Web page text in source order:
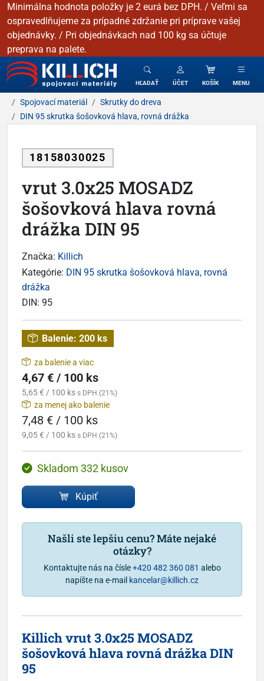
Minimálna hodnota položky je 2 eurá bez DPH. / Veľmi sa
ospravedlňujeme za prípadné zdržanie pri príprave vašej
objednávky. / Pri objednávkach nad 100 kg sa účtuje
preprava na palete.
KILLICH - Spojovacie materiály
HĽADAŤ ÚČET KOŠÍK MENU
Spojovací materiál
Skrutky do dreva
DIN 95 skrutka šošovková hlava, rovná drážka
18158030025
vrut 3.0x25 MOSADZ
šošovková hlava rovná
drážka DIN 95
Značka: Killich
Kategórie: DIN 95 skrutka šošovková hlava, rovná
drážka
DIN: 95
Balenie: 200 ks
za balenie a viac
4,67 € / 100 ks
5,65 € / 100 ks s DPH (21%)
za menej ako balenie
7,48 € / 100 ks
9,05 € / 100 ks s DPH (21%)
Skladom 332 kusov
Kúpiť
Našli ste lepšiu cenu? Máte nejaké
otázky?
Kontaktujte nás na čísle+420 482 360 081 alebo
napíšte na e-mail kancelar@killich.cz
Killich vrut 3.0x25 MOSADZ
šošovková hlava rovná drážka DIN
95